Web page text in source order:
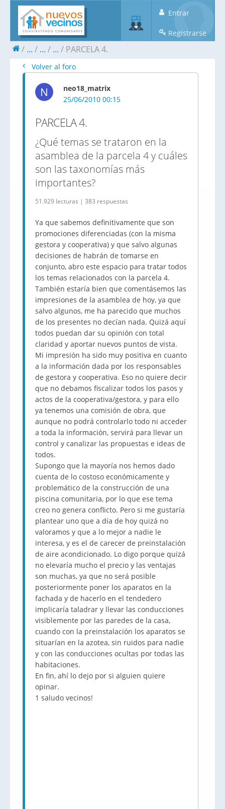
Entrar
Registrarse
... ... ... PARCELA 4.
Volver al foro
N
neo18_matrix
25/06/2010 00:15
PARCELA 4.
¿Qué temas se trataron en la
asamblea de la parcela 4 y cuáles
son las taxonomías más
importantes?
51.929 lecturas | 383 respuestas
Ya que sabemos definitivamente que son
promociones diferenciadas (con la misma
gestora y cooperativa) y que salvo algunas
decisiones de habrán de tomarse en
conjunto, abro este espacio para tratar todos
los temas relacionados con la parcela 4.
También estaría bien que comentásemos las
impresiones de la asamblea de hoy, ya que
salvo algunos, me ha parecido que muchos
de los presentes no decían nada. Quizá aquí
todos puedan dar su opinión con total
claridad y aportar nuevos puntos de vista.
Mi impresión ha sido muy positiva en cuanto
a la información dada por los responsables
de gestora y cooperativa. Eso no quiere decir
que no debamos fiscalizar todos los pasos y
actos de la cooperativa/gestora, y para ello
ya tenemos una comisión de obra, que
aunque no podrá controlarlo todo ni acceder
a toda la información, servirá para llevar un
control y canalizar las propuestas e ideas de
todos.
Supongo que la mayoría nos hemos dado
cuenta de lo costoso económicamente y
problemático de la construcción de una
piscina comunitaria, por lo que ese tema
creo no genera conflicto. Pero si me gustaría
plantear uno que a día de hoy quizá no
valoramos y que a lo mejor a nadie le
interesa, y es el de carecer de preinstalación
de aire acondicionado. Lo digo porque quizá
no elevaría mucho el precio y las ventajas
son muchas, ya que no será posible
posteriormente poner los aparatos en la
fachada y de hacerlo en el tendedero
implicaría taladrar y llevar las conducciones
visiblemente por las paredes de la casa,
cuando con la preinstalación los aparatos se
situarían en la azotea, sin ruidos para nadie
y con las conducciones ocultas por todas las
habitaciones.
En fin, ahí lo dejo por si alguien quiere
opinar.
1 saludo vecinos!